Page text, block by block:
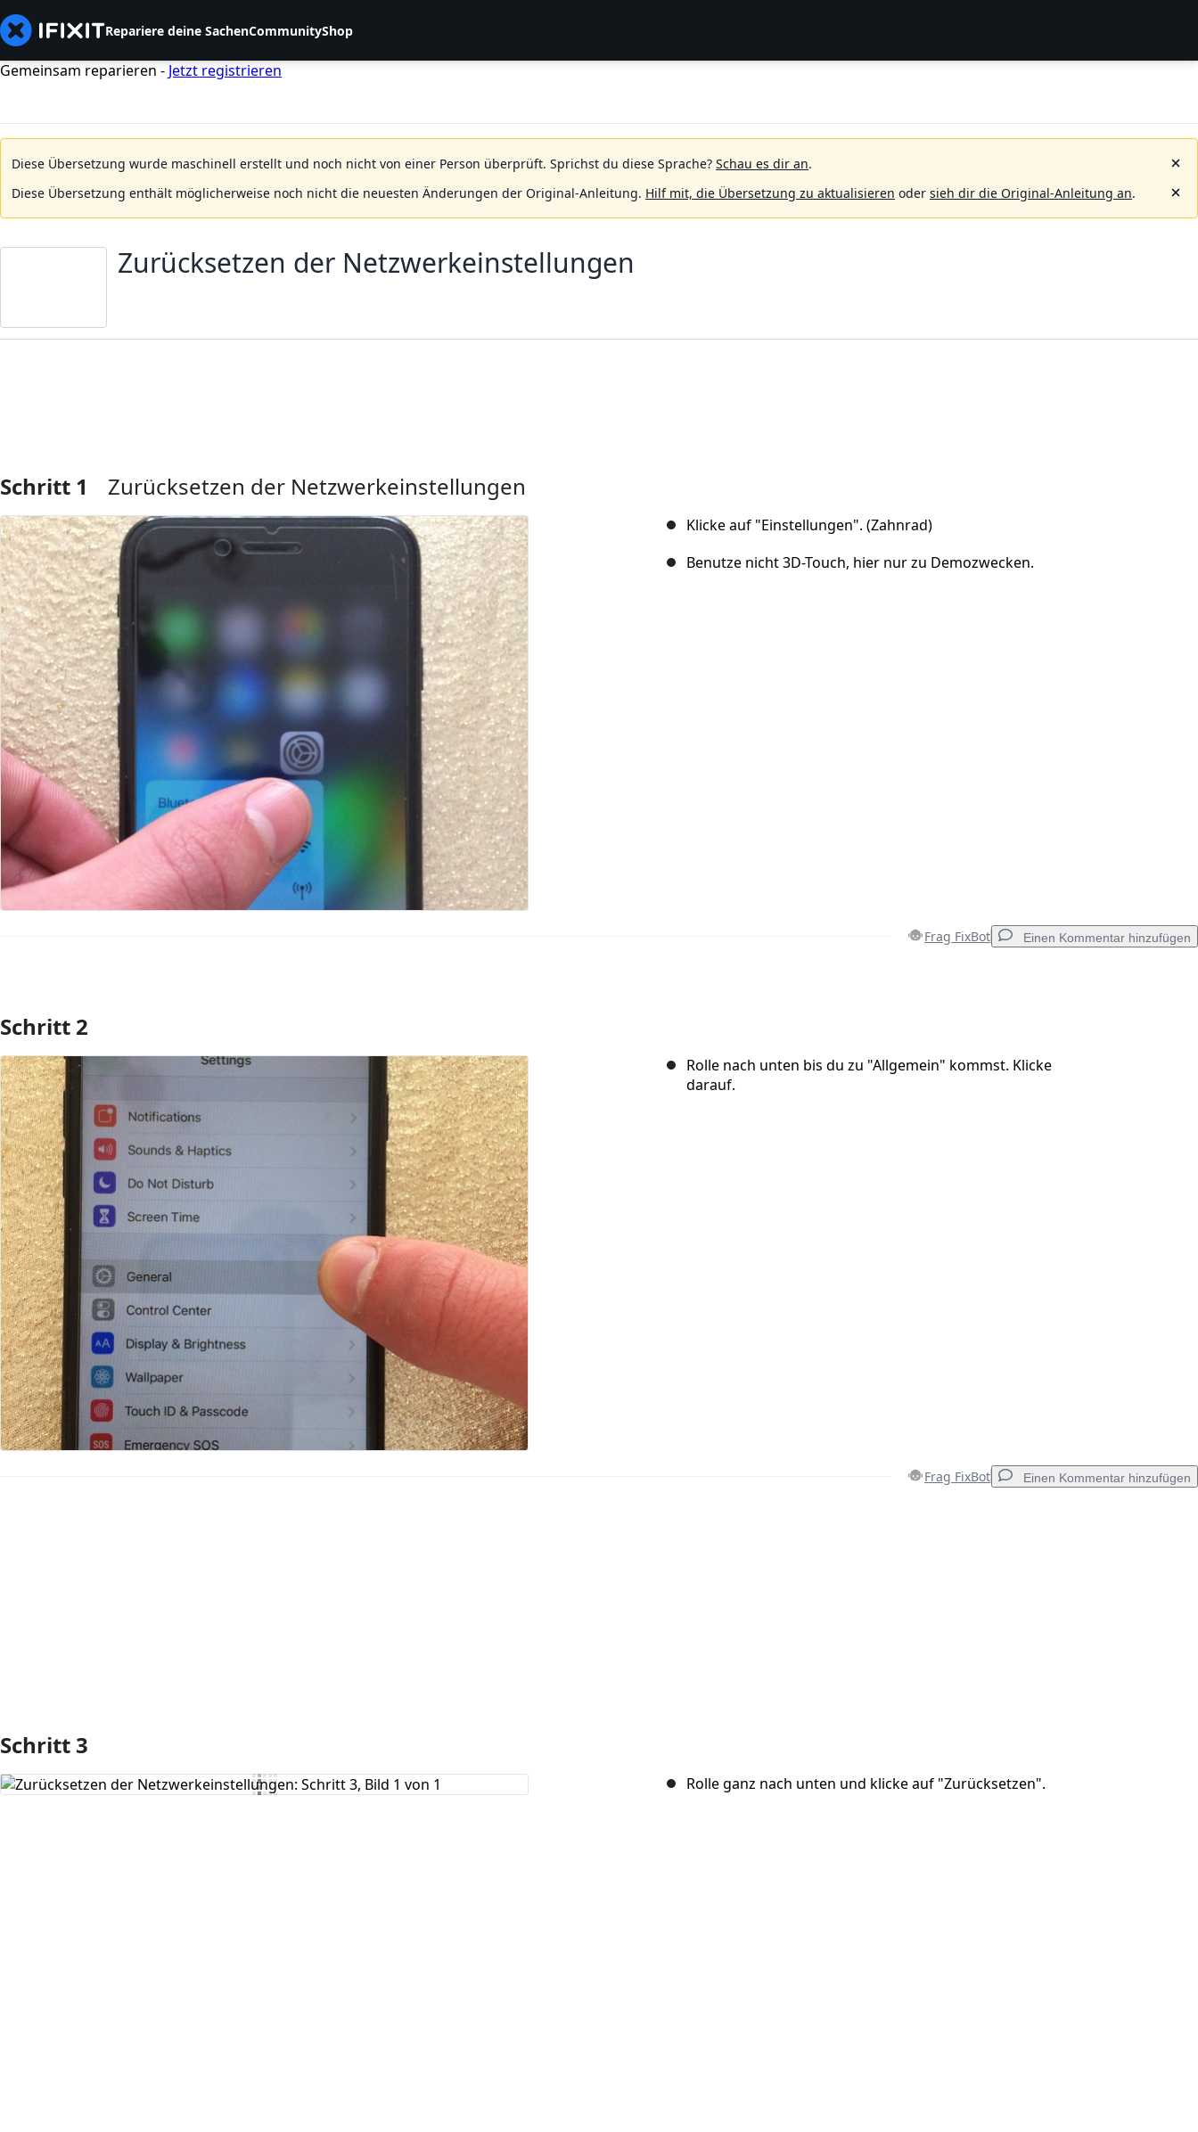
Repariere deine SachenCommunityShop
Gemeinsam reparieren - Jetzt registrieren
Diese Übersetzung wurde maschinell erstellt und noch nicht von einer Person überprüft. Sprichst du diese Sprache? Schau es dir an.
Diese Übersetzung enthält möglicherweise noch nicht die neuesten Änderungen der Original-Anleitung. Hilf mit, die Übersetzung zu aktualisieren oder sieh dir die Original-Anleitung an.
Zurücksetzen der Netzwerkeinstellungen
Schritt 1 Zurücksetzen der Netzwerkeinstellungen
Klicke auf "Einstellungen". (Zahnrad)
Benutze nicht 3D-Touch, hier nur zu Demozwecken.
Frag FixBot Einen Kommentar hinzufügen
Kommentar hinzufügen
Schritt 2
Rolle nach unten bis du zu "Allgemein" kommst. Klicke
darauf.
Frag FixBot Einen Kommentar hinzufügen
Schritt 3
Rolle ganz nach unten und klicke auf "Zurücksetzen".